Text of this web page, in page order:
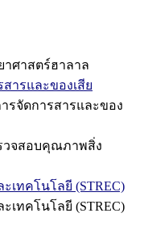
าศาสตร์ฮาลาล
ารและของเสีย
รจัดการสารและของ
วจสอบคุณภาพสิ่ง
เทคโนโลยี (STREC)
เทคโนโลยี (STREC)